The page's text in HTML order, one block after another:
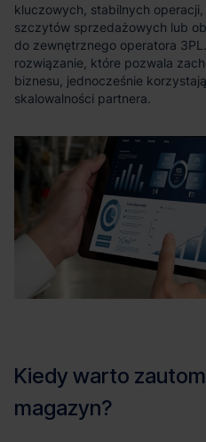
kluczowych, stabilnych
szczytów sprzedażowych lub
do zewnętrznego operatora
rozwiązanie, które pozwala
biznesu, jednocześnie
skalowalności partnera.